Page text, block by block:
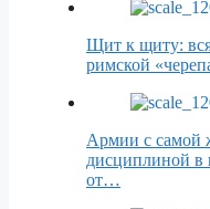
Щит к щиту:
римской
Армии с самой
дисциплиной в
от…